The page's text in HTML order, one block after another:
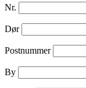
Nr.
Dør
Postnummer
By